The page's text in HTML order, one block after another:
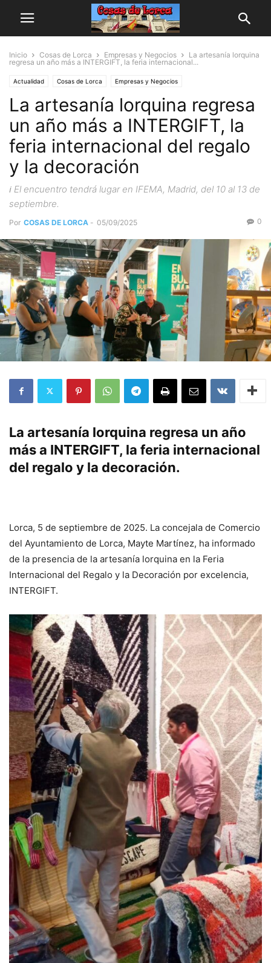
Inicio Cosas de Lorca Empresas y Negocios
La artesanía lorquina
regresa un año más a INTERGIFT, la feria internacional...
Actualidad Cosas de Lorca Empresas y Negocios
La artesanía lorquina regresa
un año más a INTERGIFT, la
feria internacional del regalo
y la decoración
ℹ️ El encuentro tendrá lugar en IFEMA, Madrid, del 10 al 13 de
septiembre.
Por COSAS DE LORCA - 05/09/2025 0
La artesanía lorquina regresa un año
más a INTERGIFT, la feria internacional
del regalo y la decoración.
Lorca, 5 de septiembre de 2025. La concejala de Comercio
del Ayuntamiento de Lorca, Mayte Martínez, ha informado
de la presencia de la artesanía lorquina en la Feria
Internacional del Regalo y la Decoración por excelencia,
INTERGIFT.